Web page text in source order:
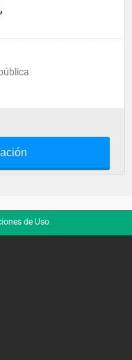
de Uso